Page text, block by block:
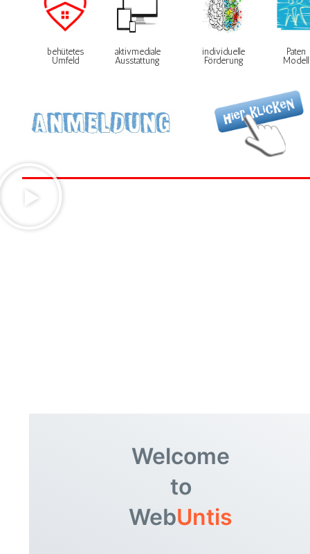
behütetes
Umfeld
aktivmediale
Ausstattung
individuelle
Förderung
Paten
Modell